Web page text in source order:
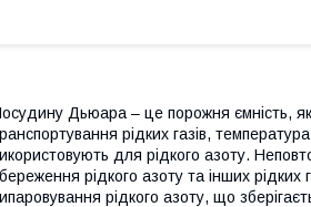
Дьюара – це порожня ємність,
рідких газів,
для рідкого азоту.
рідкого азоту та інших рідких
рідкого азоту, що